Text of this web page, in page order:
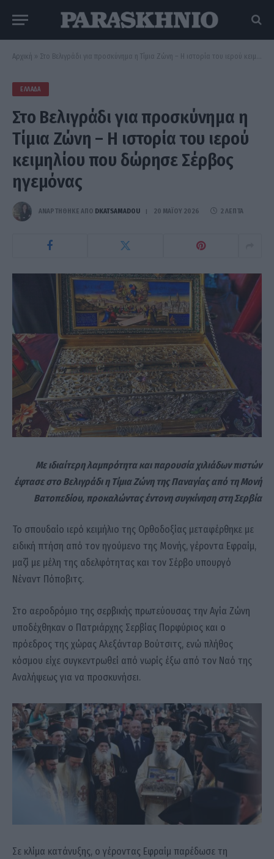
Αρχική » Στο Βελιγράδι για προσκύνημα η Τίμια Ζώνη – Η ιστορία του ιερού κειμηλίου που δώρησε Σέρβος ηγεμόνας
ΕΛΛΆΔΑ
Στο Βελιγράδι για προσκύνημα η
Τίμια Ζώνη – Η ιστορία του ιερού
κειμηλίου που δώρησε Σέρβος
ηγεμόνας
ΑΝΑΡΤΗΘΗΚΕ ΑΠΟ DKATSAMADOU 20 ΜΑΪ́ΟΥ 2026 2 ΛΕΠΤΆ
Με ιδιαίτερη λαμπρότητα και παρουσία χιλιάδων πιστών
έφτασε στο Βελιγράδι η Τίμια Ζώνη της Παναγίας από τη Μονή
Βατοπεδίου, προκαλώντας έντονη συγκίνηση στη Σερβία
Το σπουδαίο ιερό κειμήλιο της Ορθοδοξίας μεταφέρθηκε με
ειδική πτήση από τον ηγούμενο της Μονής, γέροντα Εφραίμ,
μαζί με μέλη της αδελφότητας και τον Σέρβο υπουργό
Νέναντ Πόποβιτς.
Στο αεροδρόμιο της σερβικής πρωτεύουσας την Αγία Ζώνη
υποδέχθηκαν ο Πατριάρχης Σερβίας Πορφύριος και ο
πρόεδρος της χώρας Αλεξάνταρ Βούτσιτς, ενώ πλήθος
κόσμου είχε συγκεντρωθεί από νωρίς έξω από τον Ναό της
Αναλήψεως για να προσκυνήσει.
Σε κλίμα κατάνυξης, ο γέροντας Εφραίμ παρέδωσε τη